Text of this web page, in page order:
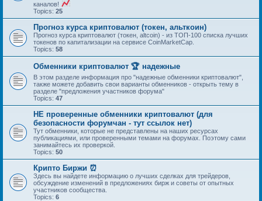
каналов!
Topics: 25
Прогноз курса криптовалют (токен, альткоин)
Прогноз курса криптовалют (токен, altcoin) - из ТОП-100 списка лучших
токенов по капитализации на сервисе CoinMarketCap.
Topics: 58
Обменники криптовалют 🏆 надежные
В этом разделе информация про "надежные обменники криптовалют",
также можете добавить свои варианты обменников - открыть тему в
разделе "предложения участников форума"
Topics: 47
НЕ проверенные обменники криптовалют (для
безопасности форумчан - тут ссылок нет)
Тут обменники, которые не представлены на наших ресурсах
публикациями, или проверенными темами на форумах. Поэтому сами
занимайтесь их проверкой.
Topics: 50
Крипто Биржи ⏰
Здесь вы найдете информацию о лучших сделках для трейдеров,
обсуждение изменений в предложениях бирж и советы от опытных
участников сообщества.
Topics: 6